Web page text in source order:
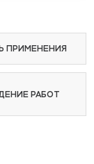
ПРИМЕНЕНИЯ
РАБОТ